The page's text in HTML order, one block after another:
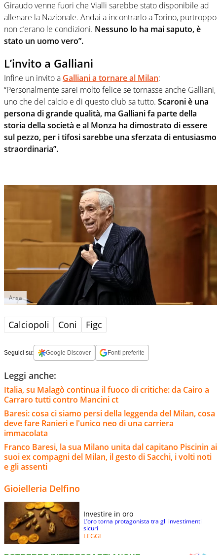
Giraudo venne fuori che Vialli sarebbe stato disponibile ad
allenare la Nazionale. Andai a incontrarlo a Torino, purtroppo
non c’erano le condizioni. Nessuno lo ha mai saputo, è
stato un uomo vero”.
L’invito a Galliani
Infine un invito a Galliani a tornare al Milan:
“Personalmente sarei molto felice se tornasse anche Galliani,
uno che del calcio e di questo club sa tutto. Scaroni è una
persona di grande qualità, ma Galliani fa parte della
storia della società e al Monza ha dimostrato di essere
sul pezzo, per i tifosi sarebbe una sferzata di entusiasmo
straordinaria”.
Ansa
Calciopoli Coni Figc
Seguici su: Google Discover Fonti preferite
Leggi anche:
Italia, su Malagò continua il fuoco di critiche: da Cairo a
Carraro tutti contro Mancini ct
Baresi: cosa ci siamo persi della leggenda del Milan, cosa
deve fare Ranieri e l'unico neo di una carriera
immacolata
Franco Baresi, la sua Milano unita dal capitano Piscinin ai
suoi ex compagni del Milan, il gesto di Sacchi, i volti noti
e gli assenti
Gioielleria Delfino
Investire in oro
L’oro torna protagonista tra gli investimenti
sicuri
LEGGI